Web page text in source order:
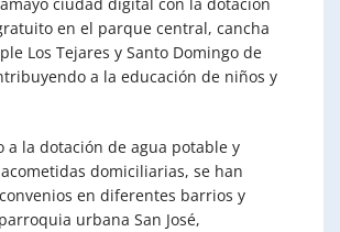
en el parque central, cancha
Los Tejares y Santo Domingo de
a la educación de niños y
a la dotación de agua potable y
domiciliarias, se han
en diferentes barrios y
urbana San José,